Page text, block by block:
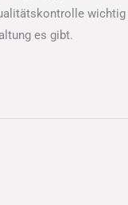
wichtig
es gibt.